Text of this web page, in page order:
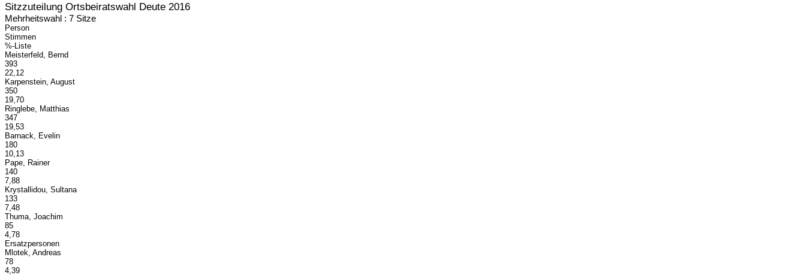
Sitzzuteilung Ortsbeiratswahl Deute 2016
Mehrheitswahl : 7 Sitze
Person
Stimmen
%-Liste
Meisterfeld, Bernd
393
22,12
Karpenstein, August
350
19,70
Ringlebe, Matthias
347
19,53
Barnack, Evelin
180
10,13
Pape, Rainer
140
7,88
Krystallidou, Sultana
133
7,48
Thuma, Joachim
85
4,78
Ersatzpersonen
Mlotek, Andreas
78
4,39